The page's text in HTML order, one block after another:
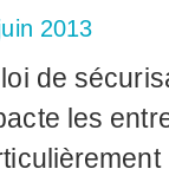
2013
de
les